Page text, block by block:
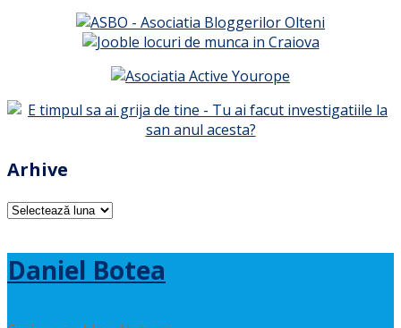
Arhive
Arhive
Daniel Botea